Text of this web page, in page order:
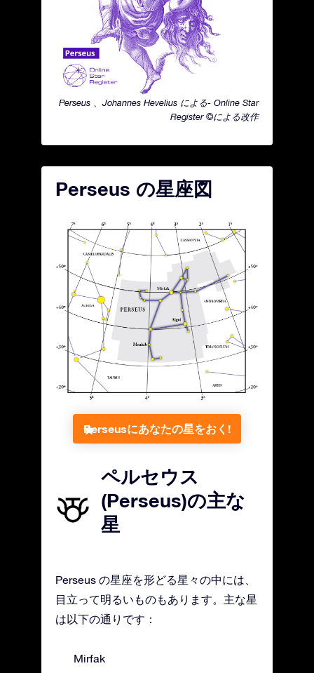
Perseus 、Johannes Hevelius による- Online Star
Register ©による改作
Perseus の星座図
Perseusにあなたの星をおく!
ペルセウス
(Perseus)の主な
星
Perseus の星座を形どる星々の中には、
目立って明るいものもあります。主な星
は以下の通りです：
Mirfak